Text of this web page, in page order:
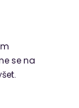
se na